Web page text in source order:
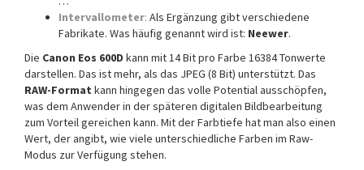
Intervallometer: Als Ergänzung gibt verschiedene
Fabrikate. Was häufig genannt wird ist: Neewer.
Die Canon Eos 600D kann mit 14 Bit pro Farbe 16384 Tonwerte
darstellen. Das ist mehr, als das JPEG (8 Bit) unterstützt. Das
RAW-Format kann hingegen das volle Potential ausschöpfen,
was dem Anwender in der späteren digitalen Bildbearbeitung
zum Vorteil gereichen kann. Mit der Farbtiefe hat man also einen
Wert, der angibt, wie viele unterschiedliche Farben im Raw-
Modus zur Verfügung stehen.